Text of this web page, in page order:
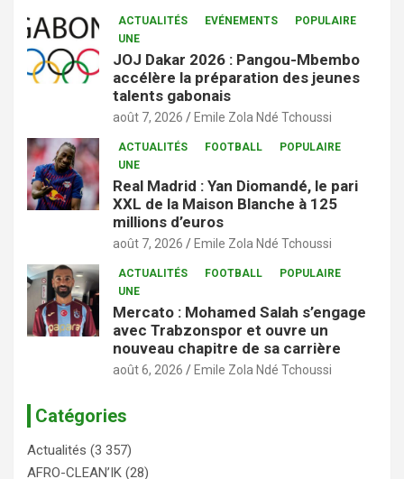
ACTUALITÉS EVÉNEMENTS
POPULAIRE
UNE
JOJ Dakar 2026 : Pangou-Mbembo
accélère la préparation des jeunes
talents gabonais
août 7, 2026 Emile Zola Ndé Tchoussi
ACTUALITÉS FOOTBALL
POPULAIRE
UNE
Real Madrid : Yan Diomandé, le pari
XXL de la Maison Blanche à 125
millions d’euros
août 7, 2026 Emile Zola Ndé Tchoussi
ACTUALITÉS FOOTBALL
POPULAIRE
UNE
Mercato : Mohamed Salah s’engage
avec Trabzonspor et ouvre un
nouveau chapitre de sa carrière
août 6, 2026 Emile Zola Ndé Tchoussi
Catégories
Actualités (3 357)
AFRO-CLEAN’IK (28)